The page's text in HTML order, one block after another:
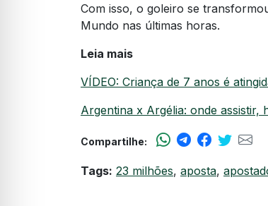
Com isso, o goleiro se
Mundo nas últimas horas.
Leia mais
VÍDEO: Criança de 7 anos é
Argentina x Argélia: onde assistir,
Compartilhe:
Tags: 23 milhões, aposta,